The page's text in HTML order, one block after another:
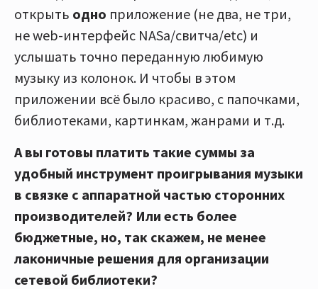
открыть одно приложение (не два, не три,
не web-интерфейс NASa/свитча/etc) и
услышать точно переданную любимую
музыку из колонок. И чтобы в этом
приложении всё было красиво, с папочками,
библиотеками, картинкам, жанрами и т.д.
А вы готовы платить такие суммы за
удобный инструмент проигрывания музыки
в связке с аппаратной частью сторонних
производителей? Или есть более
бюджетные, но, так скажем, не менее
лаконичные решения для организации
сетевой библиотеки?